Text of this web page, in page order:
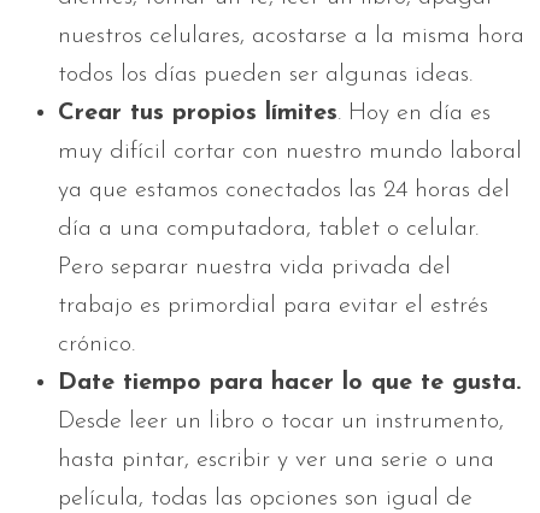
nuestros celulares, acostarse a la misma hora
todos los días pueden ser algunas ideas.
Crear tus propios límites. Hoy en día es
muy difícil cortar con nuestro mundo laboral
ya que estamos conectados las 24 horas del
día a una computadora, tablet o celular.
Pero separar nuestra vida privada del
trabajo es primordial para evitar el estrés
crónico.
Date tiempo para hacer lo que te gusta.
Desde leer un libro o tocar un instrumento,
hasta pintar, escribir y ver una serie o una
película, todas las opciones son igual de